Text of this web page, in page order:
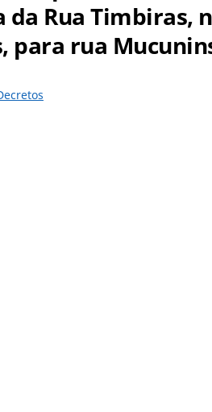
Rua Timbiras,
para rua